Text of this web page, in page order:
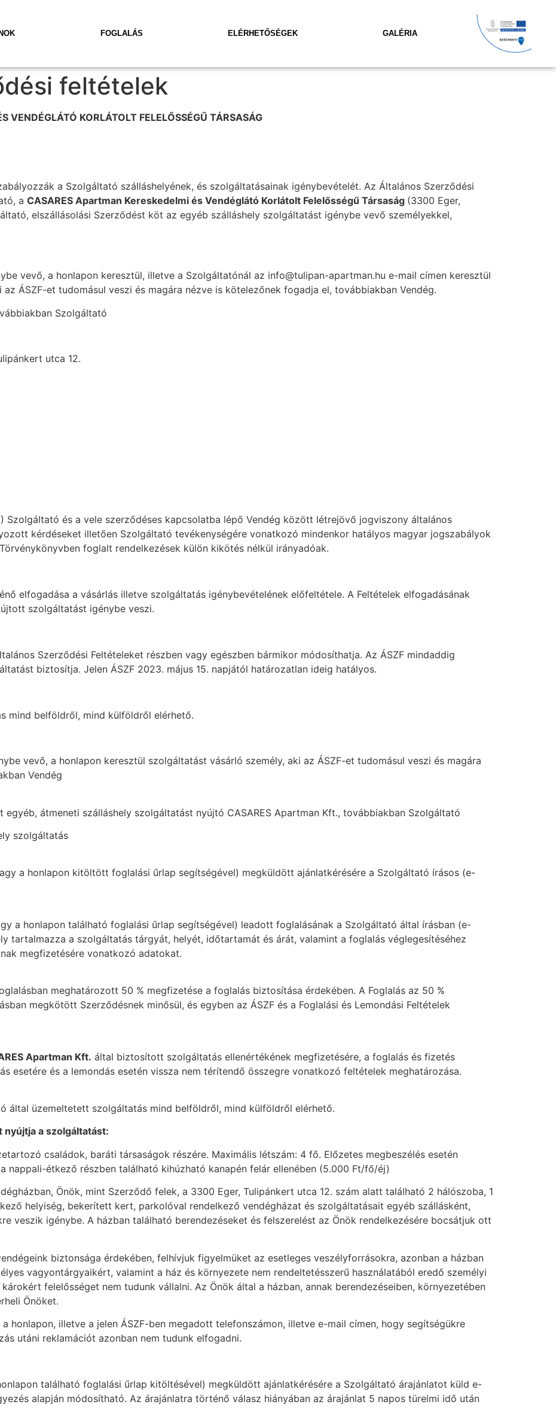
FOGLALÁS ELÉRHETŐSÉGEK GALÉRIA
feltételek
VENDÉGLÁTÓ KORLÁTOLT FELELŐSSÉGŰ TÁRSASÁG
a Szolgáltató szálláshelyének, és szolgáltatásainak igénybevételét. Az Általános Szerződési
a CASARES Apartman Kereskedelmi és Vendéglátó Korlátolt Felelősségű Társaság (3300 Eger,
elszállásolási Szerződést köt az egyéb szálláshely szolgáltatást igénybe vevő személyekkel,
vevő, a honlapon keresztül, illetve a Szolgáltatónál az info@tulipan-apartman.hu e-mail címen keresztül
ÁSZF-et tudomásul veszi és magára nézve is kötelezőnek fogadja el, továbbiakban Vendég.
Szolgáltató
utca 12.
Szolgáltató és a vele szerződéses kapcsolatba lépő Vendég között létrejövő jogviszony általános
kérdéseket illetően Szolgáltató tevékenységére vonatkozó mindenkor hatályos magyar jogszabályok
foglalt rendelkezések külön kikötés nélkül irányadóak.
elfogadása a vásárlás illetve szolgáltatás igénybevételének előfeltétele. A Feltételek elfogadásának
szolgáltatást igénybe veszi.
Szerződési Feltételeket részben vagy egészben bármikor módosíthatja. Az ÁSZF mindaddig
biztosítja. Jelen ÁSZF 2023. május 15. napjától határozatlan ideig hatályos.
mind belföldről, mind külföldről elérhető.
vevő, a honlapon keresztül szolgáltatást vásárló személy, aki az ÁSZF-et tudomásul veszi és magára
Vendég
egyéb, átmeneti szálláshely szolgáltatást nyújtó CASARES Apartman Kft., továbbiakban Szolgáltató
szolgáltatás
a honlapon kitöltött foglalási űrlap segítségével) megküldött ajánlatkérésére a Szolgáltató írásos (e-
a honlapon található foglalási űrlap segítségével) leadott foglalásának a Szolgáltató által írásban (e-
tartalmazza a szolgáltatás tárgyát, helyét, időtartamát és árát, valamint a foglalás véglegesítéséhez
megfizetésére vonatkozó adatokat.
meghatározott 50 % megfizetése a foglalás biztosítása érdekében. A Foglalás az 50 %
megkötött Szerződésnek minősül, és egyben az ÁSZF és a Foglalási és Lemondási Feltételek
Apartman Kft. által biztosított szolgáltatás ellenértékének megfizetésére, a foglalás és fizetés
esetére és a lemondás esetén vissza nem térítendő összegre vonatkozó feltételek meghatározása.
által üzemeltetett szolgáltatás mind belföldről, mind külföldről elérhető.
nyújtja a szolgáltatást:
családok, baráti társaságok részére. Maximális létszám: 4 fő. Előzetes megbeszélés esetén
nappali-étkező részben található kihúzható kanapén felár ellenében (5.000 Ft/fő/éj)
Önök, mint Szerződő felek, a 3300 Eger, Tulipánkert utca 12. szám alatt található 2 hálószoba, 1
helyiség, bekerített kert, parkolóval rendelkező vendégházat és szolgáltatásait egyéb szállásként,
veszik igénybe. A házban található berendezéseket és felszerelést az Önök rendelkezésére bocsátjuk ott
biztonsága érdekében, felhívjuk figyelmüket az esetleges veszélyforrásokra, azonban a házban
vagyontárgyaikért, valamint a ház és környezete nem rendeltetésszerű használatából eredő személyi
felelősséget nem tudunk vállalni. Az Önök által a házban, annak berendezéseiben, környezetében
Önöket.
honlapon, illetve a jelen ÁSZF-ben megadott telefonszámon, illetve e-mail címen, hogy segítségükre
utáni reklamációt azonban nem tudunk elfogadni.
található foglalási űrlap kitöltésével) megküldött ajánlatkérésére a Szolgáltató árajánlatot küld e-
alapján módosítható. Az árajánlatra történő válasz hiányában az árajánlat 5 napos türelmi idő után